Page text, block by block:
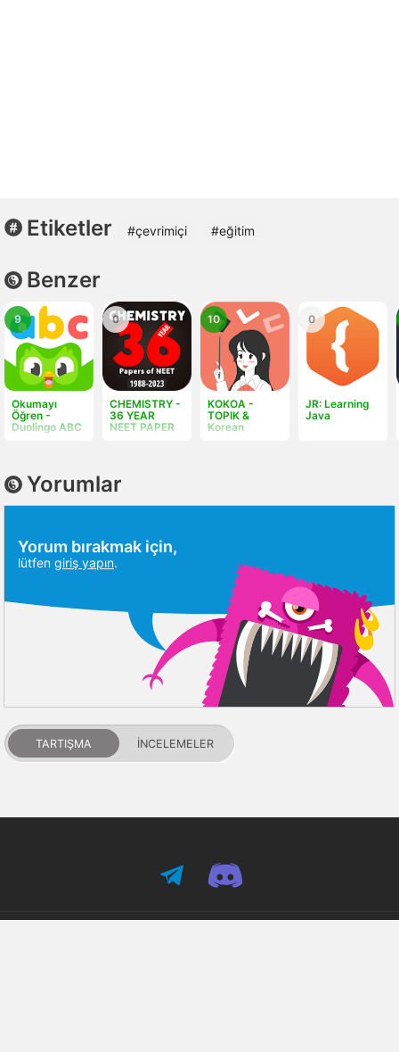
Etiketler #çevrimiçi #eğitim
Benzer
Okumayı
Öğren -
Duolingo ABC
9
CHEMISTRY -
36 YEAR
NEET PAPER
0
KOKOA -
TOPIK &
Korean
10
JR: Learning
Java
0
Yorumlar
Yorum bırakmak için,
lütfen giriş yapın.
TARTIŞMA İNCELEMELER